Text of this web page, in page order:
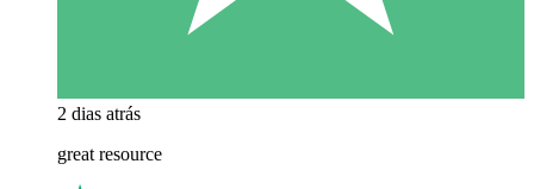
2 dias atrás
great resource